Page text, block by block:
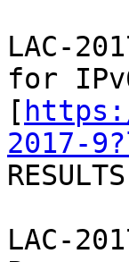
LAC-
for
[
2017-
LAC-